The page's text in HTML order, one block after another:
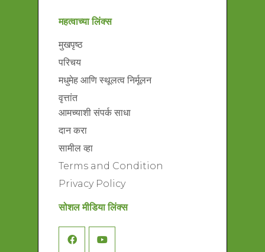
महत्वाच्या लिंक्स
मुखपृष्ठ
परिचय
मधुमेह आणि स्थूलत्व निर्मूलन
वृत्तांत
आमच्याशी संपर्क साधा
दान करा
सामील व्हा
Terms and Condition
Privacy Policy
सोशल मीडिया लिंक्स